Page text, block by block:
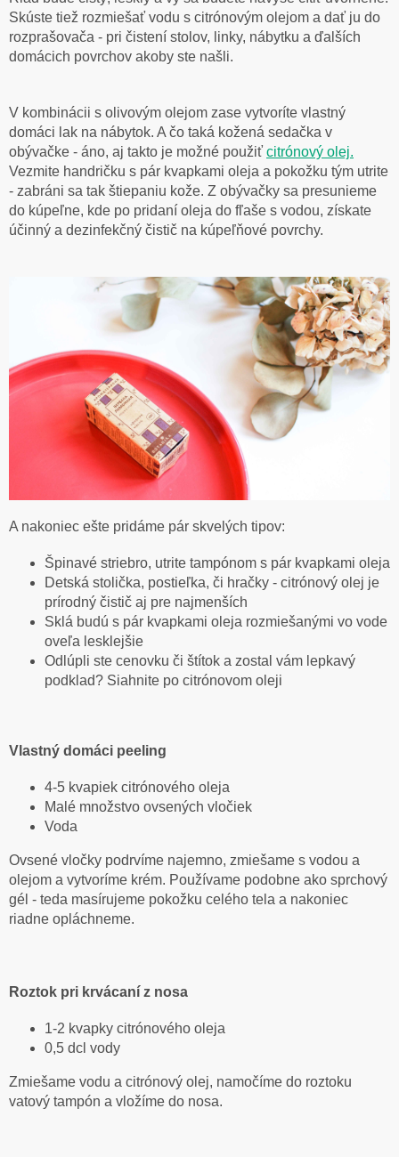
Skúste tiež rozmiešať vodu s citrónovým olejom a dať ju do
rozprašovača - pri čistení stolov, linky, nábytku a ďalších
domácich povrchov akoby ste našli.
V kombinácii s olivovým olejom zase vytvoríte vlastný
domáci lak na nábytok. A čo taká kožená sedačka v
obývačke - áno, aj takto je možné použiť citrónový olej.
Vezmite handričku s pár kvapkami oleja a pokožku tým utrite
- zabráni sa tak štiepaniu kože. Z obývačky sa presunieme
do kúpeľne, kde po pridaní oleja do fľaše s vodou, získate
účinný a dezinfekčný čistič na kúpeľňové povrchy.
A nakoniec ešte pridáme pár skvelých tipov:
Špinavé striebro, utrite tampónom s pár kvapkami oleja
Detská stolička, postieľka, či hračky - citrónový olej je
prírodný čistič aj pre najmenších
Sklá budú s pár kvapkami oleja rozmiešanými vo vode
oveľa lesklejšie
Odlúpli ste cenovku či štítok a zostal vám lepkavý
podklad? Siahnite po citrónovom oleji
Vlastný domáci peeling
4-5 kvapiek citrónového oleja
Malé množstvo ovsených vločiek
Voda
Ovsené vločky podrvíme najemno, zmiešame s vodou a
olejom a vytvoríme krém. Používame podobne ako sprchový
gél - teda masírujeme pokožku celého tela a nakoniec
riadne opláchneme.
Roztok pri krvácaní z nosa
1-2 kvapky citrónového oleja
0,5 dcl vody
Zmiešame vodu a citrónový olej, namočíme do roztoku
vatový tampón a vložíme do nosa.